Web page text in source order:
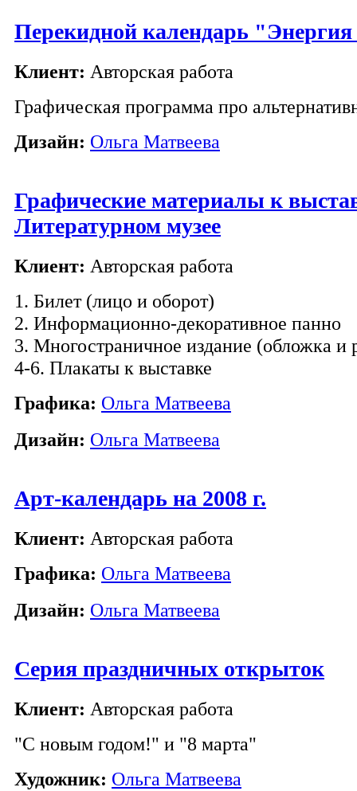
Перекидной календарь
Клиент: Авторская работа
Графическая программа про
Дизайн: Ольга Матвеева
Графические материалы к
Литературном музее
Клиент: Авторская работа
1. Билет (лицо и оборот)
2. Информационно-декоративное панно
3. Многостраничное издание (обложка и
4-6. Плакаты к выставке
Графика: Ольга Матвеева
Дизайн: Ольга Матвеева
Арт-календарь на 2008 г.
Клиент: Авторская работа
Графика: Ольга Матвеева
Дизайн: Ольга Матвеева
Серия праздничных открыток
Клиент: Авторская работа
"С новым годом!" и "8 марта"
Художник: Ольга Матвеева